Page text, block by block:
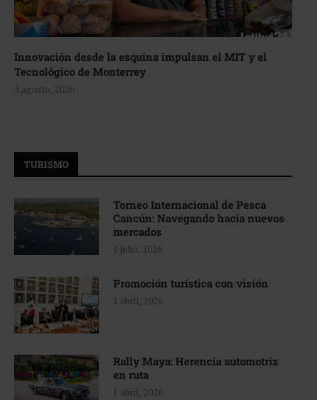
Innovación desde la esquina impulsan el MIT y el
Tecnológico de Monterrey
3 agosto, 2026
TURISMO
Torneo Internacional de Pesca
Cancún: Navegando hacia nuevos
mercados
1 julio, 2026
Promoción turística con visión
1 abril, 2026
Rally Maya: Herencia automotriz
en ruta
1 abril, 2026